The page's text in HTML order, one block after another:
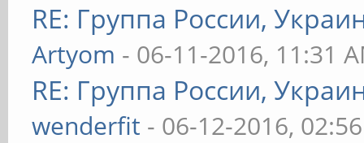
RE: Группа России,
Artyom - 06-11-2016, 11:31
RE: Группа России,
wenderfit - 06-12-2016,